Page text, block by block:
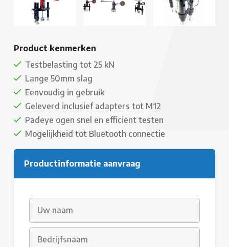
Product kenmerken
Testbelasting tot 25 kN
Lange 50mm slag
Eenvoudig in gebruik
Geleverd inclusief adapters tot M12
Padeye ogen snel en efficiënt testen
Mogelijkheid tot Bluetooth connectie
Productinformatie aanvraag